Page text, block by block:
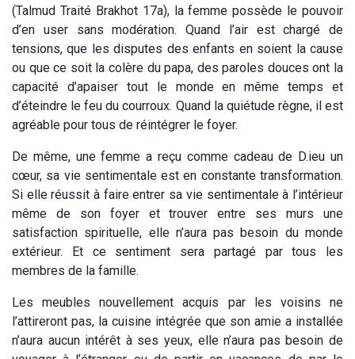
(Talmud Traité Brakhot 17a), la femme possède le pouvoir
d’en user sans modération. Quand l’air est chargé de
tensions, que les disputes des enfants en soient la cause
ou que ce soit la colère du papa, des paroles douces ont la
capacité d’apaiser tout le monde en même temps et
d’éteindre le feu du courroux. Quand la quiétude règne, il est
agréable pour tous de réintégrer le foyer.
De même, une femme a reçu comme cadeau de D.ieu un
cœur, sa vie sentimentale est en constante transformation.
Si elle réussit à faire entrer sa vie sentimentale à l’intérieur
même de son foyer et trouver entre ses murs une
satisfaction spirituelle, elle n’aura pas besoin du monde
extérieur. Et ce sentiment sera partagé par tous les
membres de la famille.
Les meubles nouvellement acquis par les voisins ne
l’attireront pas, la cuisine intégrée que son amie a installée
n’aura aucun intérêt à ses yeux, elle n’aura pas besoin de